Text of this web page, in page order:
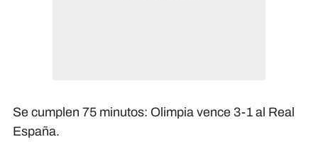
Se cumplen 75 minutos: Olimpia vence 3-1 al Real
España.